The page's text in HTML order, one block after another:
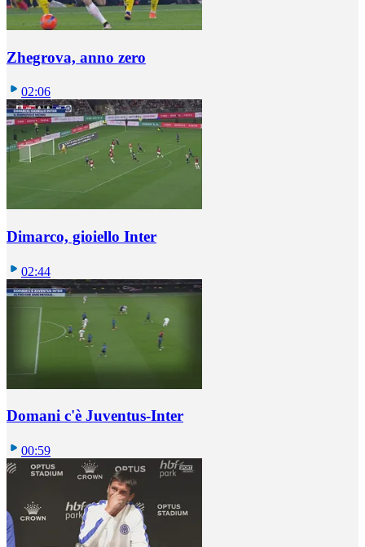
Zhegrova, anno zero
02:06
Dimarco, gioiello Inter
02:44
Domani c'è Juventus-Inter
00:59